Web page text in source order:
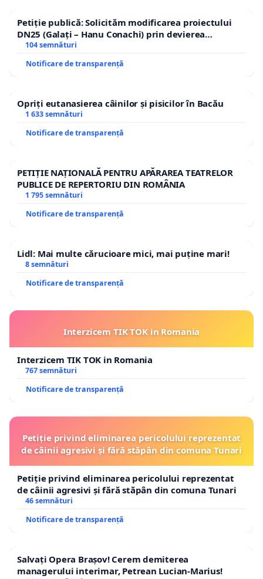
Petiție publică: Solicităm modificarea proiectului
DN25 (Galați – Hanu Conachi) prin devierea
traseului în afara localităților!
104 semnături
Notificare de transparență
Opriți eutanasierea câinilor și pisicilor în Bacău
1 633 semnături
Notificare de transparență
PETIȚIE NAȚIONALĂ PENTRU APĂRAREA TEATRELOR
PUBLICE DE REPERTORIU DIN ROMÂNIA
1 795 semnături
Notificare de transparență
Lidl: Mai multe cărucioare mici, mai puține mari!
8 semnături
Notificare de transparență
Interzicem TIK TOK in Romania
Interzicem TIK TOK in Romania
767 semnături
Notificare de transparență
Petiție privind eliminarea pericolului reprezentat
de câinii agresivi și fără stăpân din comuna Tunari
Petiție privind eliminarea pericolului reprezentat
de câinii agresivi și fără stăpân din comuna Tunari
46 semnături
Notificare de transparență
Salvați Opera Brașov! Cerem demiterea
managerului interimar, Petrean Lucian-Marius!